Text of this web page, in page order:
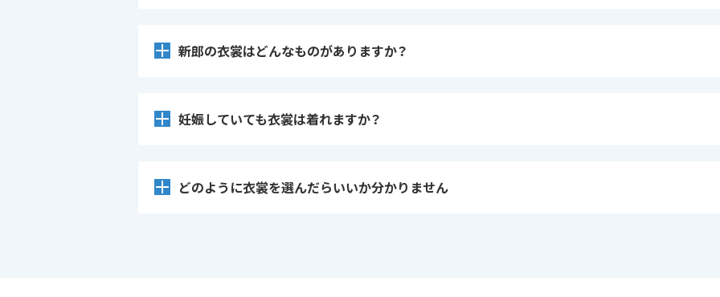
新郎の衣裳はどんなものがありますか？
妊娠していても衣裳は着れますか？
どのように衣裳を選んだらいいか分かりません